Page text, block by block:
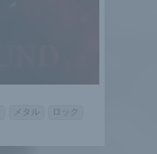
メタル
ロック